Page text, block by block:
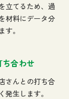
立てるため、過
材料にデータ分
す。
合わせ
さんとの打ち合
発生します。